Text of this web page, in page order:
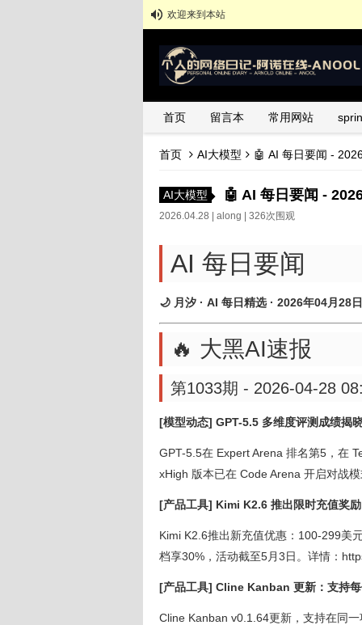
欢迎来到本站
首页 留言本 常用网站
首页 AI大模型 🤖 AI 每日要闻 -
AI大模型 🤖 AI 每日要闻 -
2026.04.28 | along | 326次围观
AI 每日要闻
🌙 月汐 · AI 每日精选 · 2026年04月28日
🔥 大黑AI速报
第1033期 - 2026-04-28
[模型动态] GPT-5.5 多维度评测成绩揭
GPT-5.5在 Expert Arena 排名第5，在
xHigh 版本已在 Code Arena 开启对战
[产品工具] Kimi K2.6 推出限时充值奖励
Kimi K2.6推出新充值优惠：100-299美
档享30%，活动截至5月3日。详情：
[产品工具] Cline Kanban 更新：支持
Cline Kanban v0.1.64更新，支持在同